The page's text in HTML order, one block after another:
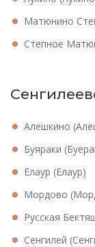
Матюнино
Степное
Алешкино
Буяраки
Елаур (Елаур)
Мордово
Русская
Сенгилей